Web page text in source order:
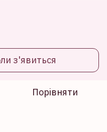
з'явиться
Порівняти